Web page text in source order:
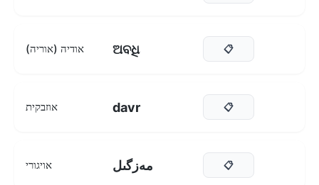
אודיה (אוריה) ଅବଧି 📋
אוזבקית davr 📋
אויגורי مەزگىل 📋